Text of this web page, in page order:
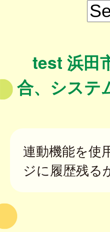
test 浜田
合、システ
連動機能を使
ジに履歴残る